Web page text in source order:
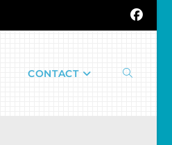
CONTACT Toggle